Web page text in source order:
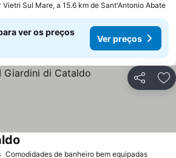
Vietri Sul Mare, a 15.6 km de Sant'Antonio Abate
ver os preços
Ver preços
Partilhar
Comodidades de banheiro bem equipadas